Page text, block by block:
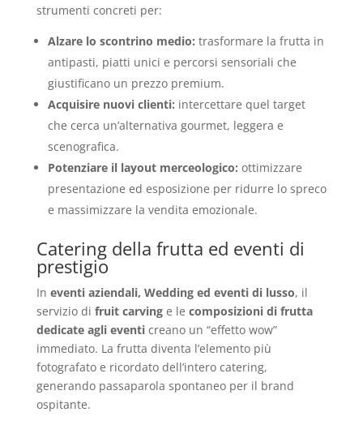
strumenti concreti per:
Alzare lo scontrino medio: trasformare la frutta in
antipasti, piatti unici e percorsi sensoriali che
giustificano un prezzo premium.
Acquisire nuovi clienti: intercettare quel target
che cerca un’alternativa gourmet, leggera e
scenografica.
Potenziare il layout merceologico: ottimizzare
presentazione ed esposizione per ridurre lo spreco
e massimizzare la vendita emozionale.
Catering della frutta ed eventi di
prestigio
In eventi aziendali, Wedding ed eventi di lusso, il
servizio di fruit carvinge le composizioni di frutta
dedicate agli eventicreano un “effetto wow”
immediato. La frutta diventa l’elemento più
fotografato e ricordato dell’intero catering,
generando passaparola spontaneo per il brand
ospitante.